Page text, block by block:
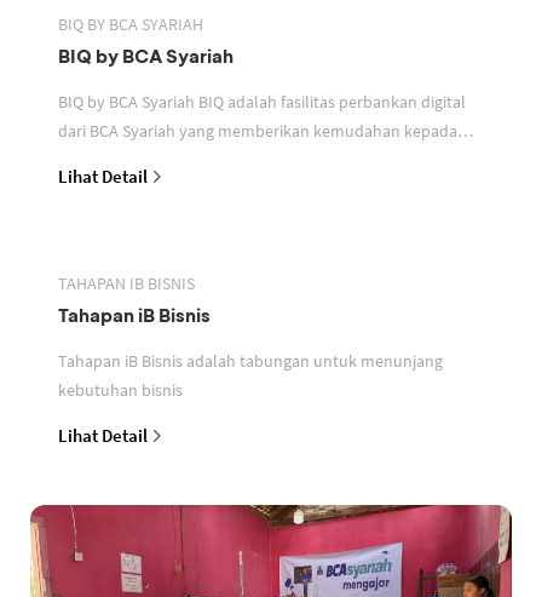
BIQ BY BCA SYARIAH
BIQ by BCA Syariah
BIQ by BCA Syariah BIQ adalah fasilitas perbankan digital
dari BCA Syariah yang memberikan kemudahan kepada
Lihat Detail
TAHAPAN IB BISNIS
Tahapan iB Bisnis
Tahapan iB Bisnis adalah tabungan untuk menunjang
kebutuhan bisnis
Lihat Detail